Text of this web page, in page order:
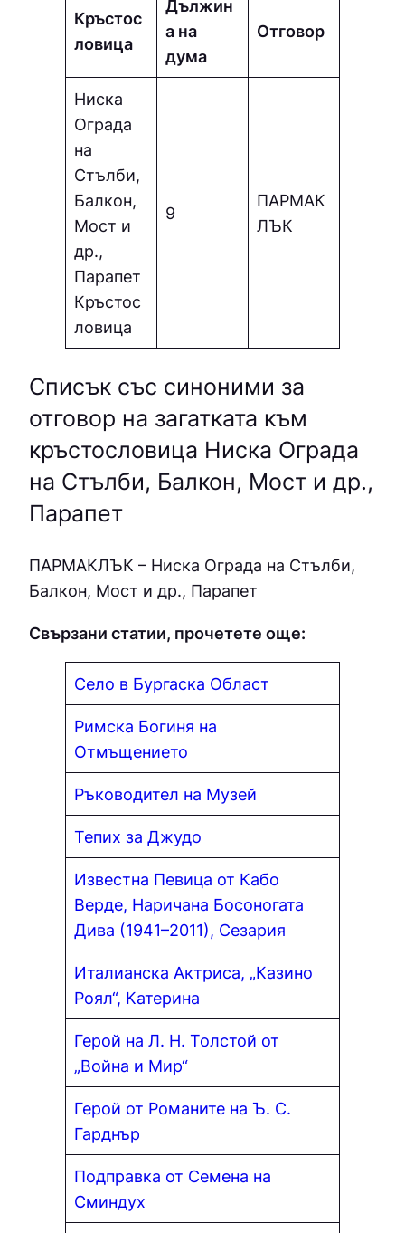
Кръстос
ловица
Дължин
а на
дума
Отговор
Ниска
Оградa
на
Стълби,
Балкон,
Мост и
др.,
Парапет
Кръстос
ловица
9
ПAPМAК
ЛЪК
Списък със синоними за
отговор на загатката към
кръстословица Ниска Оградa
на Стълби, Балкон, Мост и др.,
Парапет
ПAPМAКЛЪК – Ниска Оградa на Стълби,
Балкон, Мост и др., Парапет
Свързани статии, прочетете още:
Село в Бургаска Област
Римска Богиня на
Отмъщението
Ръководител на Музей
Тепих за Джудо
Известна Певица от Кабо
Верде, Наричана Босоногата
Дива (1941–2011), Сезария
Италианска Актриса, „Казино
Роял“, Катерина
Герой на Л. Н. Толстой от
„Война и Мир“
Герой от Романите на Ъ. С.
Гарднър
Подправка от Семена на
Сминдух